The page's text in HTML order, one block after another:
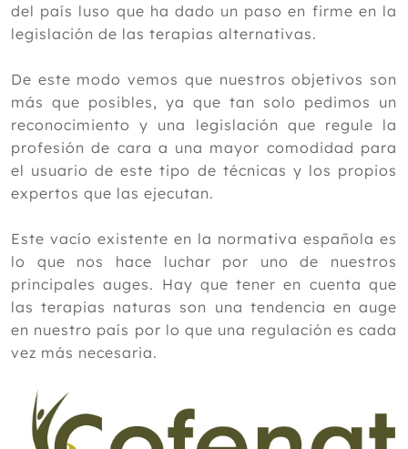
del país luso que ha dado un paso en firme en la
legislación de las terapias alternativas.
De este modo vemos que nuestros objetivos son
más que posibles, ya que tan solo pedimos un
reconocimiento y una legislación que regule la
profesión de cara a una mayor comodidad para
el usuario de este tipo de técnicas y los propios
expertos que las ejecutan.
Este vacío existente en la normativa española es
lo que nos hace luchar por uno de nuestros
principales auges. Hay que tener en cuenta que
las terapias naturas son una tendencia en auge
en nuestro país por lo que una regulación es cada
vez más necesaria.